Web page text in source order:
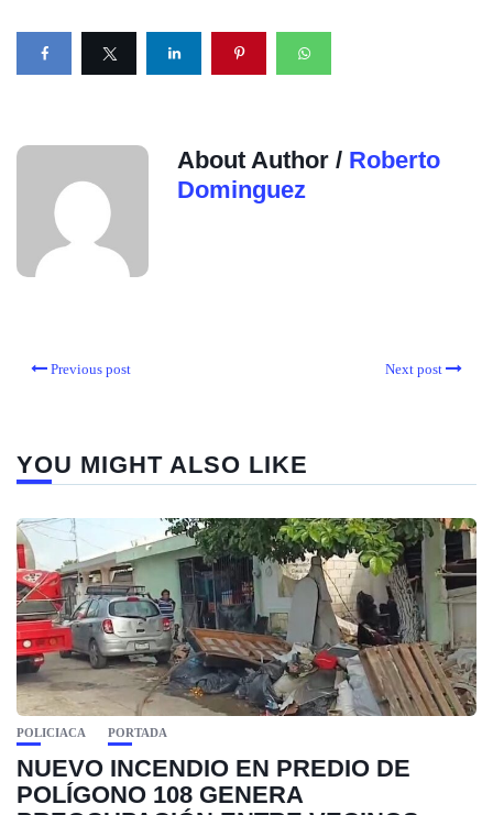
About Author / Roberto
Dominguez
Previous post Next post
YOU MIGHT ALSO LIKE
POLICIACA PORTADA
NUEVO INCENDIO EN PREDIO DE
POLÍGONO 108 GENERA